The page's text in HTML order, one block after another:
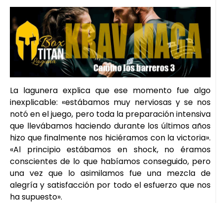
La lagunera explica que ese momento fue algo
inexplicable: «estábamos muy nerviosas y se nos
notó en el juego, pero toda la preparación intensiva
que llevábamos haciendo durante los últimos años
hizo que finalmente nos hiciéramos con la victoria».
«Al principio estábamos en shock, no éramos
conscientes de lo que habíamos conseguido, pero
una vez que lo asimilamos fue una mezcla de
alegría y satisfacción por todo el esfuerzo que nos
ha supuesto».